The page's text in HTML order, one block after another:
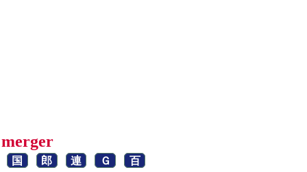
merger
国 郎 連 Ｇ 百